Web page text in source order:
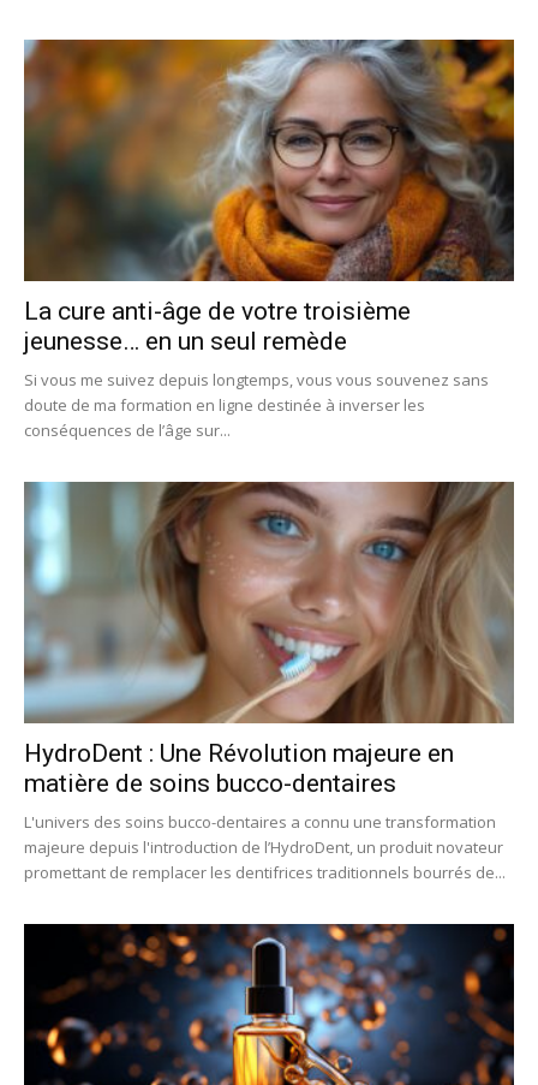
La cure anti-âge de votre troisième
jeunesse… en un seul remède
Si vous me suivez depuis longtemps, vous vous souvenez sans
doute de ma formation en ligne destinée à inverser les
conséquences de l’âge sur...
HydroDent : Une Révolution majeure en
matière de soins bucco-dentaires
L'univers des soins bucco-dentaires a connu une transformation
majeure depuis l'introduction de l’HydroDent, un produit novateur
promettant de remplacer les dentifrices traditionnels bourrés de...